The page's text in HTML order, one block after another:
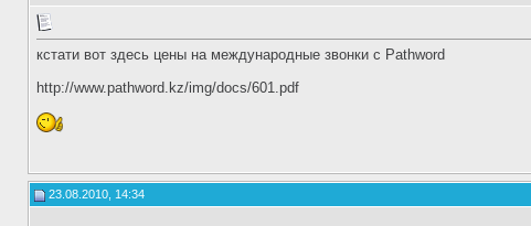
кстати вот здесь цены на международные звонки с Pathword
http://www.pathword.kz/img/docs/601.pdf
23.08.2010, 14:34